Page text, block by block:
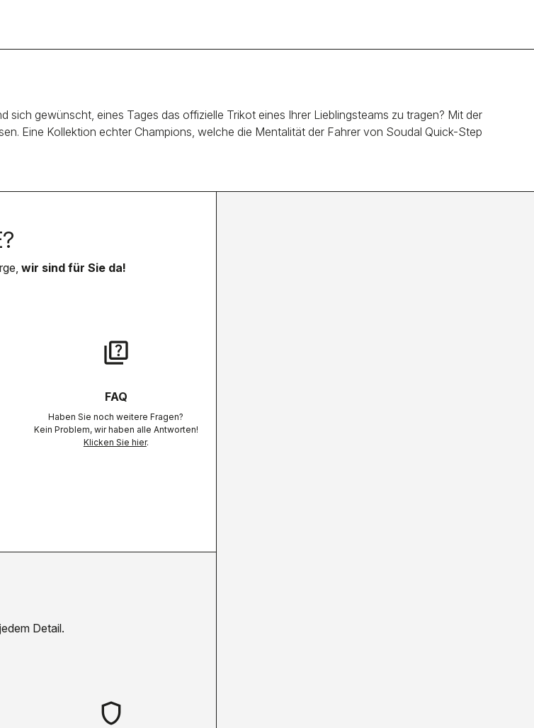
gewünscht, eines Tages das offizielle Trikot eines Ihrer Lieblingsteams zu tragen? Mit der
Eine Kollektion echter Champions, welche die Mentalität der Fahrer von Soudal Quick-Step
wir sind für Sie da!
quiz
FAQ
Haben Sie noch weitere Fragen?
Kein Problem, wir haben alle Antworten!
Klicken Sie hier.
Detail.
shield